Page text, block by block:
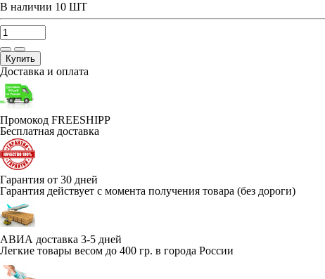
В наличии 10 ШТ
Купить
Доставка и оплата
Промокод FREESHIPP
Бесплатная доставка
Гарантия от 30 дней
Гарантия действует с момента получения товара (без дороги)
АВИА доставка 3-5 дней
Легкие товары весом до 400 гр. в города России